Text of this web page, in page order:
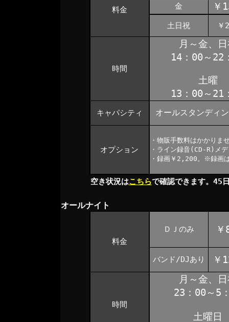
料金 金 ￥
土日祝 ￥
時間
月～金、
14：00～22
土曜
13：00～21
キャパシティ オールスタンディ
オプション
・物販手数料はかかりま
・ライン録音(CD-R)メ
・録画￥2,200。※録画
空き状況はこちらで確認できます。45
オールナイト
料金
ＤＪのみ
バンド/DJあり ￥
時間
月～金、
23：00～5
土曜日